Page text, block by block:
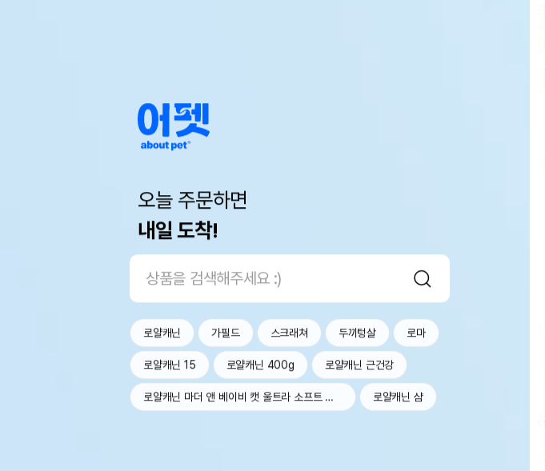
오늘 주문하면
내일 도착!
로얄캐닌 가필드 스크래쳐 두끼텅살 로마
로얄캐닌 15 로얄캐닌 400g 로얄캐닌 근건강
로얄캐닌 마더 앤 베이비 캣 울트라 소프트 무스 트레이 100g 로얄캐닌 샴